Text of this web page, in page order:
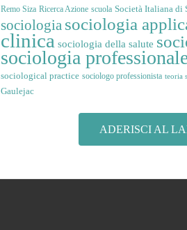
Remo Siza Ricerca Azione scuola Società Italiana di
sociologia sociologia
clinica sociologia della salute
sociologia
sociological practice sociologo professionista teoria
Gaulejac
ADERISCI AL